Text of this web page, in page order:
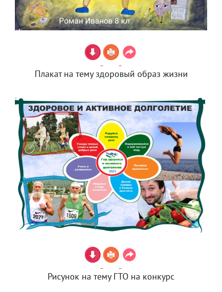
Плакат на тему здоровый образ жизни
Рисунок на тему ГТО на конкурс